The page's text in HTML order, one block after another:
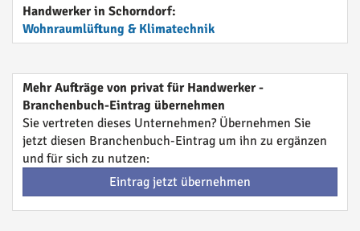
Handwerker in Schorndorf:
Wohnraumlüftung & Klimatechnik
Mehr Aufträge von privat für Handwerker -
Branchenbuch-Eintrag übernehmen
Sie vertreten dieses Unternehmen? Übernehmen Sie
jetzt diesen Branchenbuch-Eintrag um ihn zu ergänzen
und für sich zu nutzen:
Eintrag jetzt übernehmen